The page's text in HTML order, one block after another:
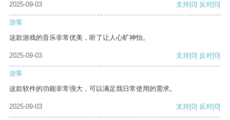
2025-09-03
支持[0] 反对[0]
游客
这款游戏的音乐非常优美，听了让人心旷神怡。
2025-09-03 支持[0] 反对[0]
游客
这款软件的功能非常强大，可以满足我日常使用的需求。
2025-09-03 支持[0] 反对[0]